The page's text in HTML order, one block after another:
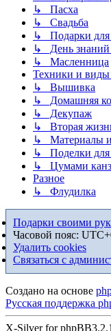
↳ Пасха
↳ Свадьба
↳ Подарки для
↳ День знаний
↳ Масленница
Техники и виды
↳ Вышивка
↳ Домашняя
↳ Декупаж
↳ Вторая
↳ Материалы
↳ Поделки для
↳ Цумами
Разное
↳ Флудилка
Подарки своими
Часовой пояс:
Удалить cookies
Связаться с
Создано на основе
Русская поддержка
X-Silver for